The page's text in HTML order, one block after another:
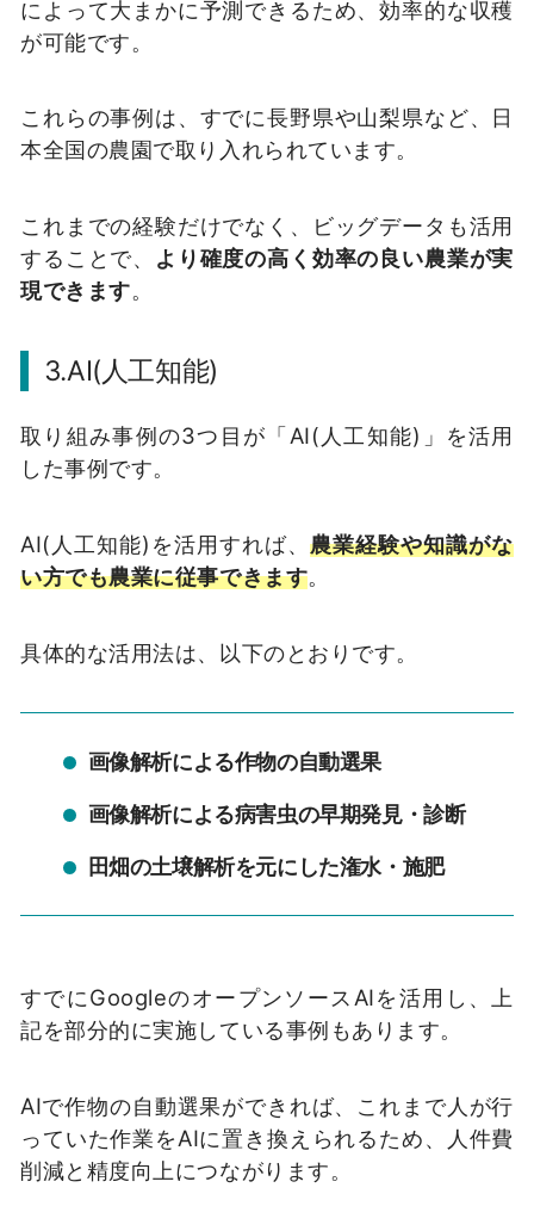
によって大まかに予測できるため、効率的な収穫
が可能です。
これらの事例は、すでに長野県や山梨県など、日
本全国の農園で取り入れられています。
これまでの経験だけでなく、ビッグデータも活用
することで、 より確度の高く効率の良い農業が実
現できます。
3.AI(人工知能)
取り組み事例の3つ目が「AI(人工知能)」を活用
した事例です。
AI(人工知能)を活用すれば、農業経験や知識がな
い方でも農業に従事できます。
具体的な活用法は、以下のとおりです。
画像解析による作物の自動選果
画像解析による病害虫の早期発見・診断
田畑の土壌解析を元にした潅水・施肥
すでにGoogleのオープンソースAIを活用し、上
記を部分的に実施している事例もあります。
AIで作物の自動選果ができれば、これまで人が行
っていた作業をAIに置き換えられるため、人件費
削減と精度向上につながります。